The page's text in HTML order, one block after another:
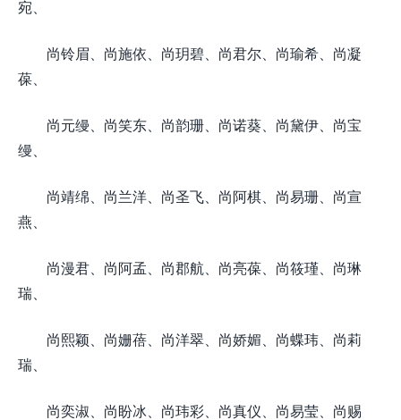
宛、
尚铃眉、尚施依、尚玥碧、尚君尔、尚瑜希、尚凝
葆、
尚元缦、尚笑东、尚韵珊、尚诺葵、尚黛伊、尚宝
缦、
尚靖绵、尚兰洋、尚圣飞、尚阿棋、尚易珊、尚宣
燕、
尚漫君、尚阿孟、尚郡航、尚亮葆、尚筱瑾、尚琳
瑞、
尚熙颖、尚姗蓓、尚洋翠、尚娇媚、尚蝶玮、尚莉
瑞、
尚奕淑、尚盼冰、尚玮彩、尚真仪、尚易莹、尚赐